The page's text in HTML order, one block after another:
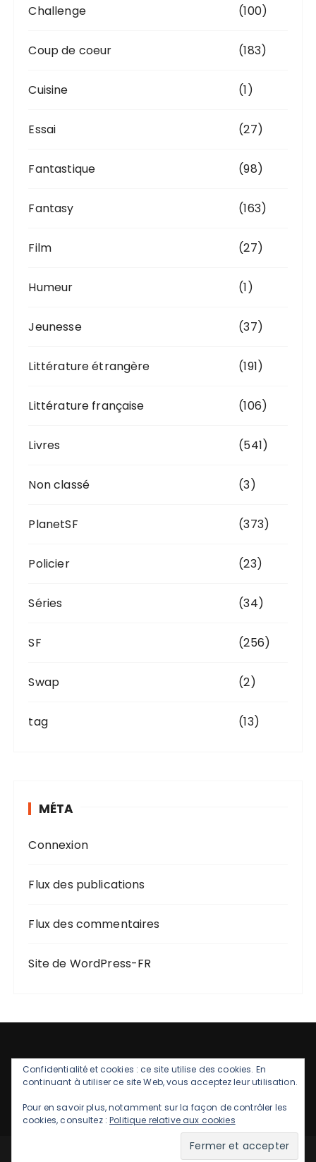
Challenge (100)
Coup de coeur (183)
Cuisine (1)
Essai (27)
Fantastique (98)
Fantasy (163)
Film (27)
Humeur (1)
Jeunesse (37)
Littérature étrangère (191)
Littérature française (106)
Livres (541)
Non classé (3)
PlanetSF (373)
Policier (23)
Séries (34)
SF (256)
Swap (2)
tag (13)
MÉTA
Connexion
Flux des publications
Flux des commentaires
Site de WordPress-FR
Everestthemes
Confidentialité et cookies : ce site utilise des cookies. En
continuant à utiliser ce site Web, vous acceptez leur utilisation.
Pour en savoir plus, notamment sur la façon de contrôler les
cookies, consultez :Politique relative aux cookies